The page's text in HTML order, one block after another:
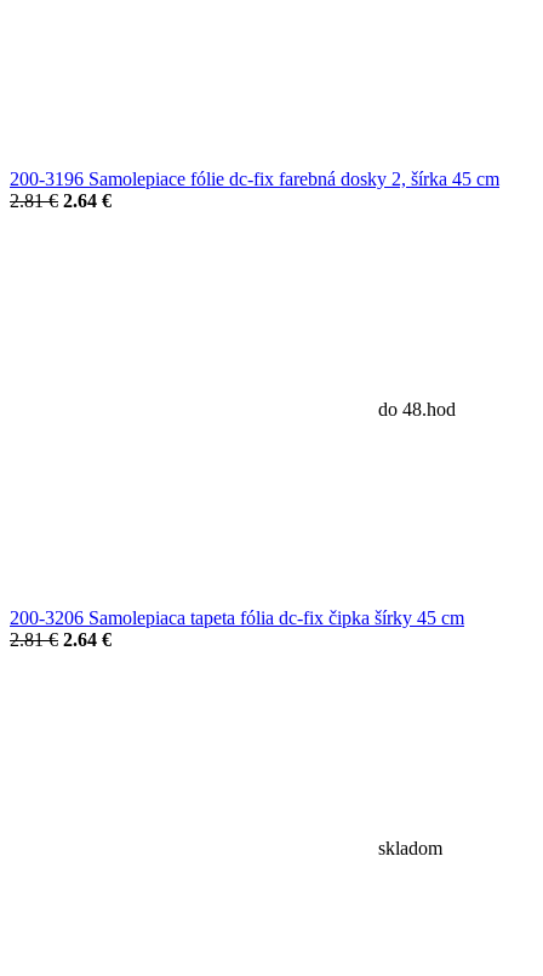
200-3196 Samolepiace fólie dc-fix farebná dosky 2, šírka 45 cm
2.81 € 2.64 €
do 48.hod
200-3206 Samolepiaca tapeta fólia dc-fix čipka šírky 45 cm
2.81 € 2.64 €
skladom